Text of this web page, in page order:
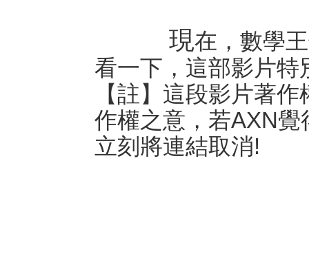
現在，數學
看一下，這部影片
【註】這段影片著
作權之意，若AXN
立刻將連結取消!